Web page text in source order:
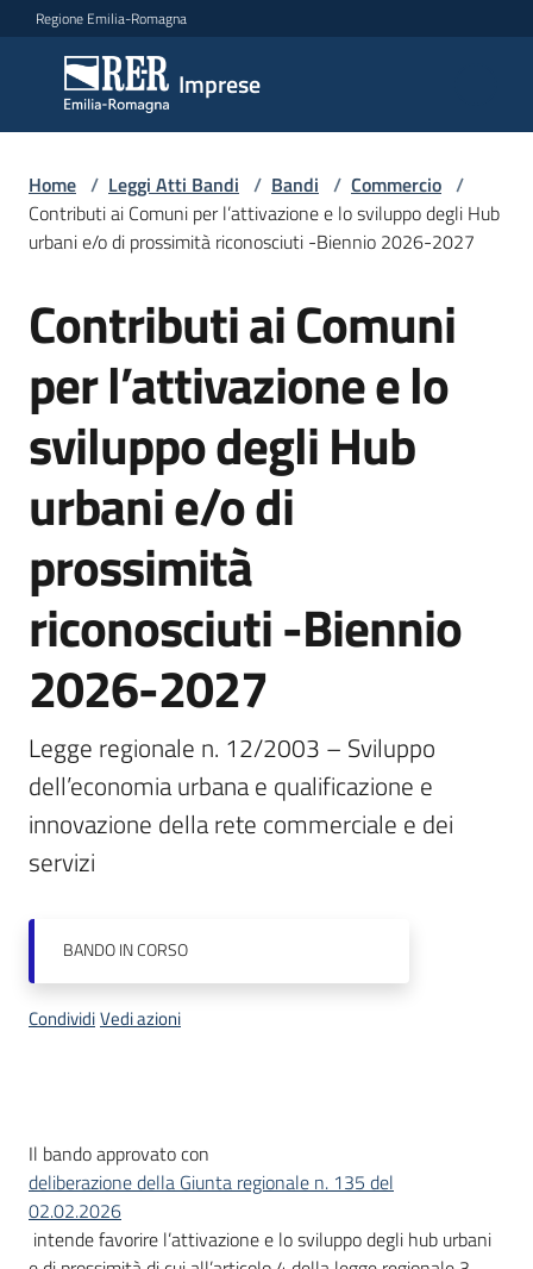
Vai al contenuto
Vai alla navigazione
Vai al footer
Regione Emilia-Romagna
Imprese
Imprese
Argomenti
Servizi
Leggi
Atti
Bandi
Piani
Programmi
Progetti
Newsletter
Home / Leggi Atti Bandi / Bandi / Commercio /
Contributi ai Comuni per l’attivazione e lo sviluppo degli Hub
urbani e/o di prossimità riconosciuti -Biennio 2026-2027
Salta al contenuto
Contributi ai Comuni
per l’attivazione e lo
sviluppo degli Hub
urbani e/o di
prossimità
riconosciuti -Biennio
2026-2027
Legge regionale n. 12/2003 – Sviluppo
dell’economia urbana e qualificazione e
innovazione della rete commerciale e dei
servizi
BANDOIN CORSO
CondividiVedi azioni
Descrizione
Il bando approvato con
deliberazione della Giunta regionale n. 135 del
02.02.2026
intende favorire l’attivazione e lo sviluppo degli hub urbani